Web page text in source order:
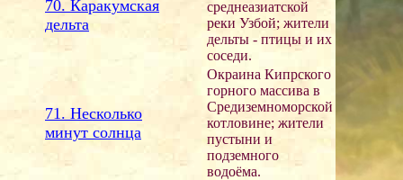
70. Каракумская
дельта
среднеазиатской
реки Узбой; жители
дельты - птицы и их
соседи.
71. Несколько
минут солнца
Окраина Кипрского
горного массива в
Средиземноморской
котловине; жители
пустыни и
подземного
водоёма.